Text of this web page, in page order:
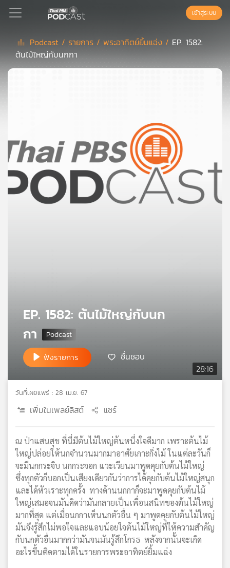
Podcast
แนะนำ
เพล
ย์
บทความ
เกี่ยว
เครือ
ข่าย
วิทยุ
ไทย
เอส
เข้าสู่ระบบ
Podcast / รายการ /พระอาทิตย์ยิ้มแฉ่ง / EP. 1582:
ต้นไม้ใหญ่กับนกกา
28:16
EP. 1582: ต้นไม้ใหญ่กับนก
กา
ฟังรายการ ชื่นชอบ
วันที่เผยแพร่ : 28 เม.ย. 67
เพิ่มในเพลย์ลิสต์ แชร์
ณ ป่าแสนสุข ที่นี่มีต้นไม้ใหญ่ต้นหนึ่งใจดีมาก เพราะต้นไม้
ใหญ่ปล่อยให้นกจำนวนมากมาอาศัยเกาะกิ่งไม้ ในแต่ละวันก็
จะมีนกกระจิบ นกกระจอก แวะเวียนมาพูดคุยกับต้นไม้ใหญ่
ซึ่งทุกตัวก็บอกเป็นเสียงเดียวกันว่าการได้คุยกับต้นไม้ใหญ่สนุก
และได้หัวเราะทุกครั้ง ทางด้านนกกาก็จะมาพูดคุยกับต้นไม้
ใหญ่เสมอจนมันคิดว่ามันกลายเป็นเพื่อนสนิทของต้นไม้ใหญ่
มากที่สุด แต่เมื่อนกกาเห็นนกตัวอื่น ๆ มาพูดคุยกับต้นไม้ใหญ่
มันจึงรู้สึกไม่พอใจและแอบน้อยใจต้นไม้ใหญ่ที่ให้ความสำคัญ
กับนกตัวอื่นมากกว่ามันจนมันรู้สึกโกรธ หลังจากนั้นจะเกิด
อะไรขึ้นติดตามได้ในรายการพระอาทิตย์ยิ้มแฉ่ง